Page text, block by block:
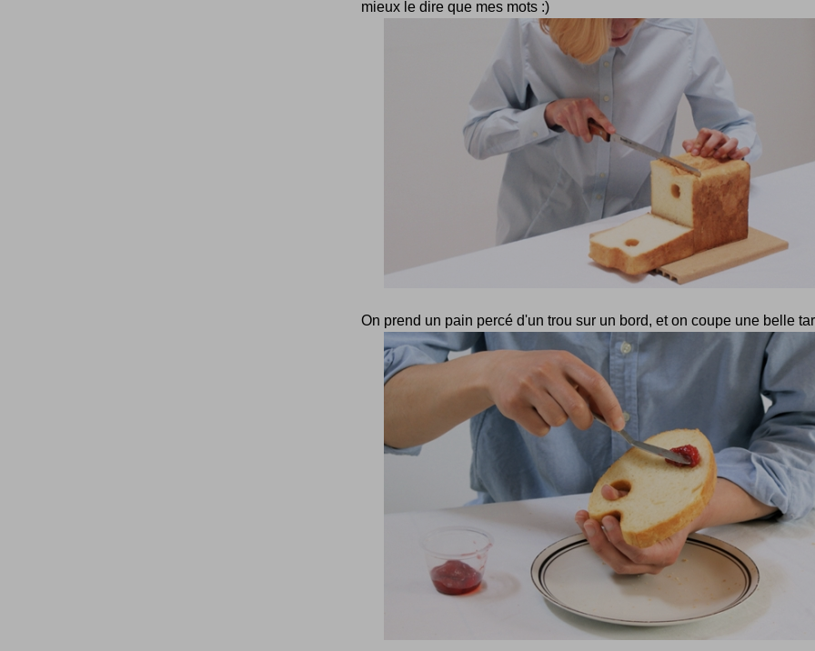
mieux le dire que mes mots :)
On prend un pain percé d'un trou sur un bord, et on coupe une belle